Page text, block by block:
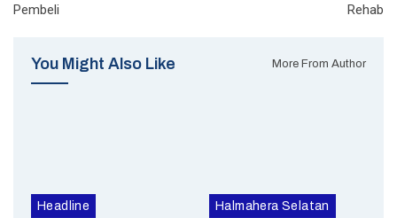
Pembeli
Rehab
You Might Also Like More From Author
Headline Halmahera Selatan